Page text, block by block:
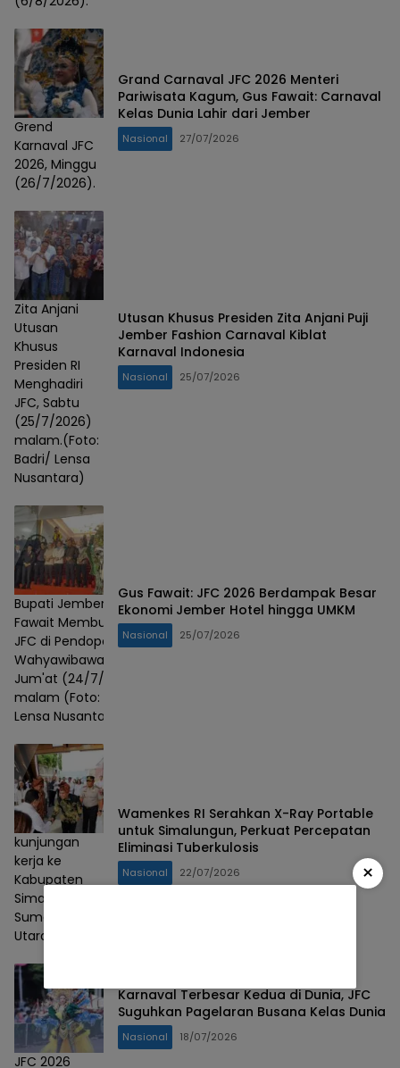
Grend
Karnaval JFC
2026, Minggu
(26/7/2026).
Grand Carnaval JFC 2026 Menteri
Pariwisata Kagum, Gus Fawait: Carnaval
Kelas Dunia Lahir dari Jember
Nasional 27/07/2026
Zita Anjani
Utusan
Khusus
Presiden RI
Menghadiri
JFC, Sabtu
(25/7/2026)
malam.(Foto:
Badri/ Lensa
Nusantara)
Utusan Khusus Presiden Zita Anjani Puji
Jember Fashion Carnaval Kiblat
Karnaval Indonesia
Nasional 25/07/2026
Bupati Jember Gus
Fawait Membuka
JFC di Pendopo
Wahyawibawagraha,
Jum'at (24/7/2026)
malam (Foto: Badri/
Lensa Nusantara)
Gus Fawait: JFC 2026 Berdampak Besar
Ekonomi Jember Hotel hingga UMKM
Nasional 25/07/2026
kunjungan
kerja ke
Kabupaten
Simalungun,
Sumatera
Utara
Wamenkes RI Serahkan X-Ray Portable
untuk Simalungun, Perkuat Percepatan
Eliminasi Tuberkulosis
Nasional 22/07/2026
JFC 2026
Karnaval Terbesar Kedua di Dunia, JFC
Suguhkan Pagelaran Busana Kelas Dunia
Nasional 18/07/2026
×